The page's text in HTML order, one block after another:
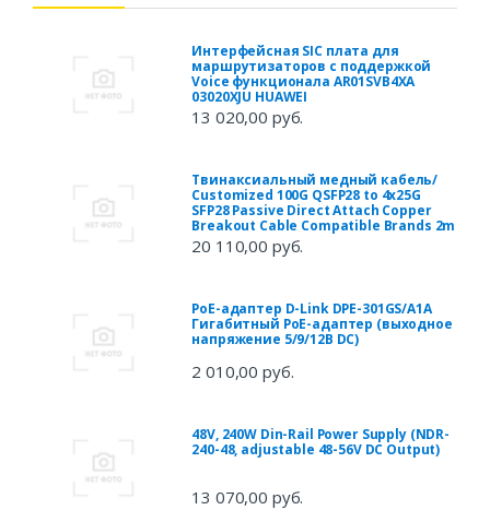
Интерфейсная SIC плата для
маршрутизаторов с поддержкой
Voice функционала AR01SVB4XA
03020XJU HUAWEI
13 020,00 руб.
Твинаксиальный медный кабель/
Customized 100G QSFP28 to 4x25G
SFP28 Passive Direct Attach Copper
Breakout Cable Compatible Brands 2m
20 110,00 руб.
PoE-адаптер D-Link DPE-301GS/A1A
Гигабитный PoE-адаптер (выходное
напряжение 5/9/12В DC)
2 010,00 руб.
48V, 240W Din-Rail Power Supply (NDR-
240-48, adjustable 48-56V DC Output)
13 070,00 руб.